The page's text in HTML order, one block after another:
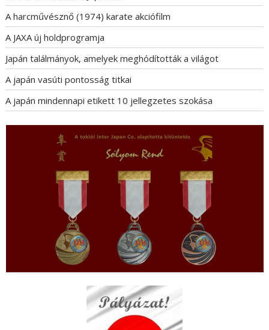
A harcművésznő (1974) karate akciófilm
A JAXA új holdprogramja
Japán találmányok, amelyek meghódították a világot
A japán vasúti pontosság titkai
A japán mindennapi etikett 10 jellegzetes szokása